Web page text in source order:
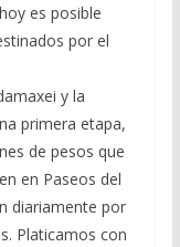
es posible
por el
y la
primera etapa,
de pesos que
en Paseos del
diariamente por
Platicamos con